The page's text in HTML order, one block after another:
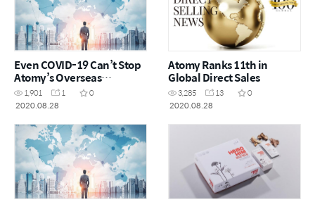
Even COVID-19 Can’t Stop
Atomy’s Overseas
Expansion
1,901 1
0
2020.08.28
Atomy Ranks 11th in
Global Direct Sales
3,285 13
0
2020.08.28